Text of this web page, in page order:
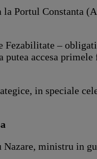
la Portul Constanta
Fezabilitate –
putea accesa
in speciale
ministru in